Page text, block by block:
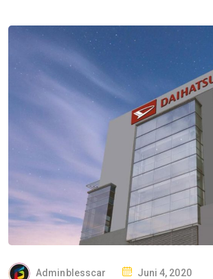
Adminblesscar Juni 4, 2020